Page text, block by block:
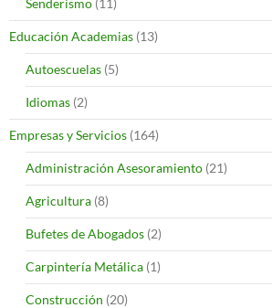
Educación Academias (13)
Autoescuelas (5)
Idiomas (2)
Empresas y Servicios (164)
Administración Asesoramiento (21)
Agricultura (8)
Bufetes de Abogados (2)
Carpintería Metálica (1)
Construcción (20)